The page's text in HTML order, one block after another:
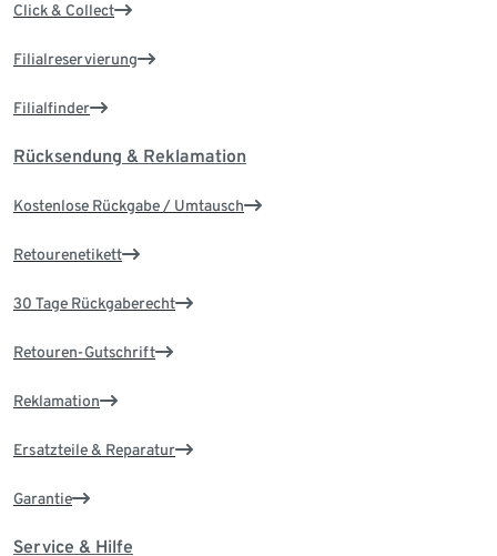
Click & Collect
Filialreservierung
Filialfinder
Rücksendung & Reklamation
Kostenlose Rückgabe / Umtausch
Retourenetikett
30 Tage Rückgaberecht
Retouren-Gutschrift
Reklamation
Ersatzteile & Reparatur
Garantie
Service & Hilfe